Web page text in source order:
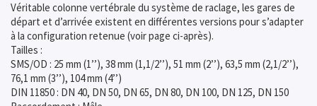
Véritable colonne vertébrale du système de raclage, les gares de
départ et d’arrivée existent en différentes versions pour s’adapter
à la configuration retenue (voir page ci-après).
Tailles :
SMS/OD : 25 mm (1’’), 38 mm (1,1/2’’), 51 mm (2’’), 63,5 mm (2,1/2’’),
76,1 mm (3’’), 104 mm (4’’)
DIN 11850 : DN 40, DN 50, DN 65, DN 80, DN 100, DN 125, DN 150